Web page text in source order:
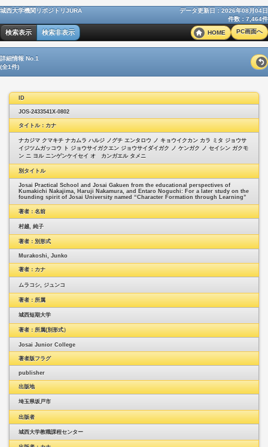
城西大学機関リポジトリJURA
データ更新日：2026年08月04日
件数：7,464件
検索表示 検索非表示 HOME PC画面へ
詳細情報 No.1
(全1件)
ID
JOS-2433541X-0802
タイトル：カナ
ナカジマ クマキチ ナカムラ ハルジ ノグチ エンタロウ ノ キョウイクカン カラ ミタ ジョウサ
イジツムガッコウ ト ジョウサイガクエン ジョウサイダイガク ノ ケンガク ノ セイシン ガクモ
ン ニ ヨル ニンゲンケイセイ オ カンガエル タメニ
別タイトル
Josai Practical School and Josai Gakuen from the educational perspectives of
Kumakichi Nakajima, Haruji Nakamura, and Entaro Noguchi: For a later study on the
founding spirit of Josai University named “Character Formation through Learning”
著者：名前
村越, 純子
著者：別形式
Murakoshi, Junko
著者：カナ
ムラコシ, ジュンコ
著者：所属
城西短期大学
著者：所属(別形式）
Josai Junior College
著者版フラグ
publisher
出版地
埼玉県坂戸市
出版者
城西大学教職課程センター